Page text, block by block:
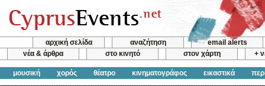
αρχική σελίδα αναζήτηση
email alerts
νέα & άρθρα
στο κινητό στον χάρτη +
μουσική χορός θέατρο κινηματογράφος εικαστικά